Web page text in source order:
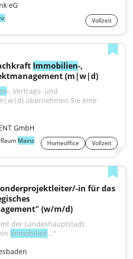
eG
Vollzeit
Immobilien-,
(m|w|d)
-, Vertrags- und
übernehmen Sie eine
GmbH
Mainz Homeoffice Vollzeit
in für das
(w/m/d)
der Landeshauptstadt
n Immobilien..."